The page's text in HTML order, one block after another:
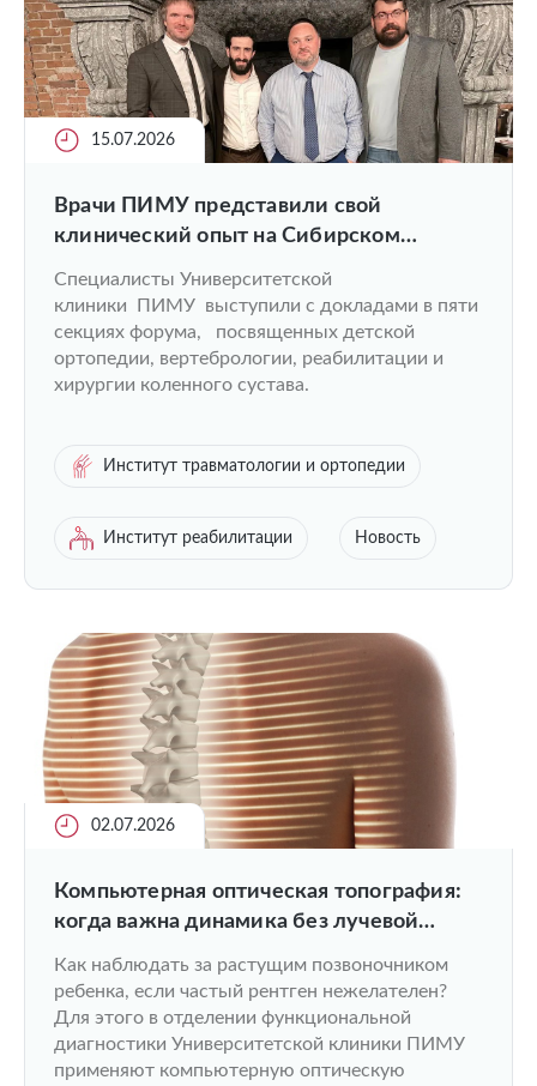
15.07.2026
Врачи ПИМУ представили свой
клинический опыт на Сибирском
Специалисты Университетской
клиники ПИМУ выступили с докладами в пяти
секциях форума, посвященных детской
ортопедии, вертебрологии, реабилитации и
хирургии коленного сустава.
Институт травматологии и ортопедии
Институт реабилитации Новость
02.07.2026
Компьютерная оптическая топография:
когда важна динамика без лучевой
нагрузки
Как наблюдать за растущим позвоночником
ребенка, если частый рентген нежелателен?
Для этого в отделении функциональной
диагностики Университетской клиники ПИМУ
применяют компьютерную оптическую